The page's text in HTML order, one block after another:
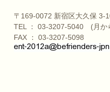
〒169-0072 新宿区大久保 3-
TEL ： 03-3207-5040 (月か
FAX ： 03-3207-5098